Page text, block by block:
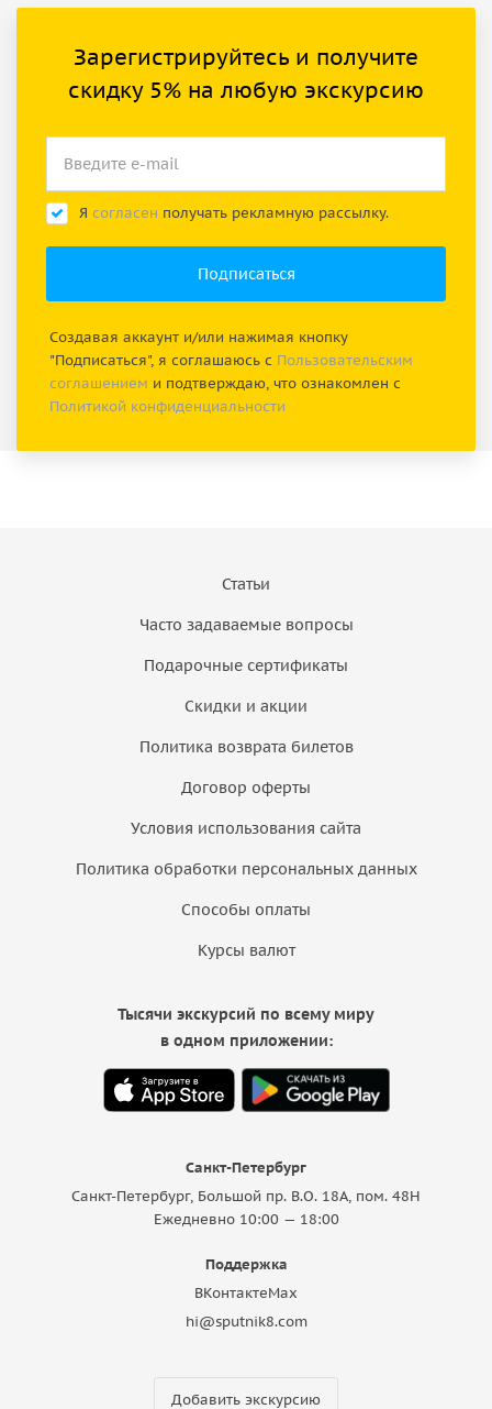
Зарегистрируйтесь и получите
скидку 5% на любую экскурсию
Я согласен получать рекламную рассылку.
Создавая аккаунт и/или нажимая кнопку
"Подписаться", я соглашаюсь с Пользовательским
соглашением и подтверждаю, что ознакомлен с
Политикой конфиденциальности
Статьи
Часто задаваемые вопросы
Подарочные сертификаты
Скидки и акции
Политика возврата билетов
Договор оферты
Условия использования сайта
Политика обработки персональных данных
Способы оплаты
Курсы валют
Санкт-Петербург
Санкт-Петербург, Большой пр. В.О. 18A, пом. 48Н
Ежедневно 10:00 — 18:00
Поддержка
ВКонтактеMax
hi@sputnik8.com
Добавить экскурсию
Тысячи экскурсий по всему миру
в одном приложении: